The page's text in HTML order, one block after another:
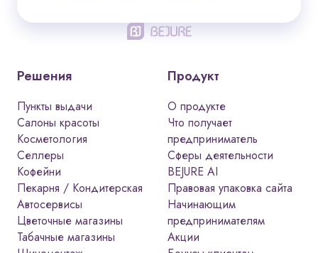
для открытия табачного
Открытие табачного магазина требует
особого внимания к документации.
Торговля табачной продукцией
строго регулируется
законодательством, и нарушение
требований может привести к
крупным штрафам и приостановке
деятельности.
Для легальной работы табачного
Решения
Пункты выдачи
Салоны красоты
Косметология
Селлеры
Кофейни
Пекарня / Кондитерская
Автосервисы
Цветочные магазины
Табачные магазины
Продукт
О продукте
Что получает
предприниматель
Сферы деятельности
BEJURE AI
Правовая упаковка сайта
Начинающим
предпринимателям
Акции